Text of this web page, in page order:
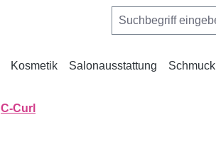
Kosmetik Salonausstattung Schmuck
C-Curl